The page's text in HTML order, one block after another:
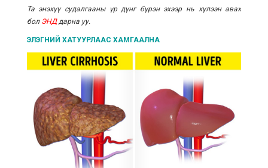
Та энэхүү судалгааны үр дүнг бүрэн эхээр нь хүлээн авах
бол ЭНДдарна уу.
ЭЛЭГНИЙ ХАТУУРЛААС ХАМГААЛНА